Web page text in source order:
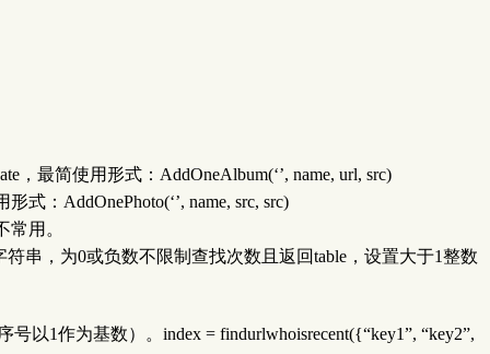
，最简使用形式：AddOneAlbum(‘’, name, url, src)
式：AddOnePhoto(‘’, name, src, src)
常用。
串，为0或负数不限制查找次数且返回table，设置大于1整数
1作为基数）。index = findurlwhoisrecent({“key1”, “key2”,